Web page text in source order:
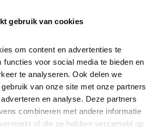
gebruik van cookies
om content en advertenties te
functies voor social media te bieden en
te analyseren. Ook delen we
van onze site met onze partners
en analyse. Deze partners
combineren met andere informatie
of die ze hebben verzameld op
VOOR
in Friesland voor bedreigde